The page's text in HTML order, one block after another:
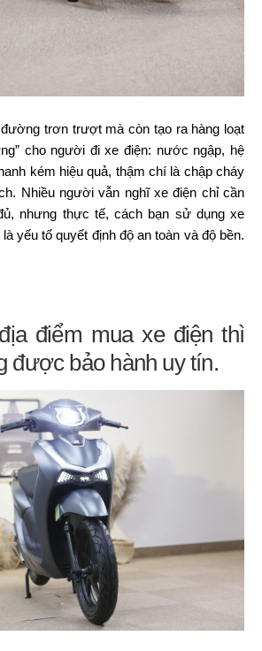
trơn trượt mà còn tạo ra hàng loạt
cho người đi xe điện: nước ngập, hệ
kém hiệu quả, thậm chí là chập cháy
Nhiều người vẫn nghĩ xe điện chỉ cần
nhưng thực tế, cách bạn sử dụng xe
yếu tố quyết định độ an toàn và độ bền.
điểm mua xe điện thì
được bảo hành uy tín.